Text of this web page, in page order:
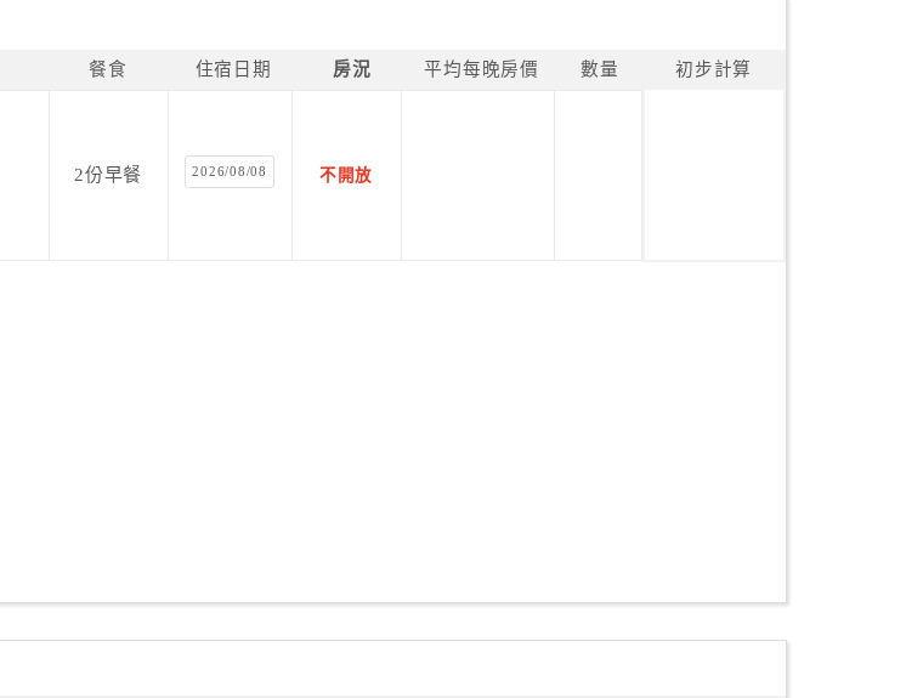
餐食 住宿日期 房況 平均每晚房價 數量 初步計算
2份早餐 2026/08/08 不開放